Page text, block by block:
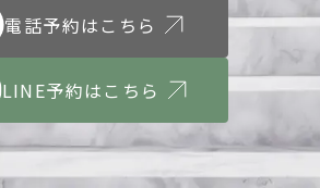
電話予約はこちら
LINE予約はこちら